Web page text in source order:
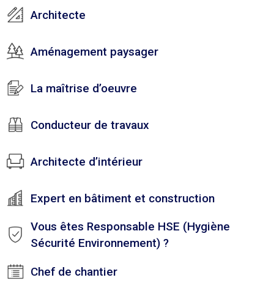
Architecte
Aménagement paysager
La maîtrise d’oeuvre
Conducteur de travaux
Architecte d’intérieur
Expert en bâtiment et construction
Vous êtes Responsable HSE (Hygiène
Sécurité Environnement) ?
Chef de chantier